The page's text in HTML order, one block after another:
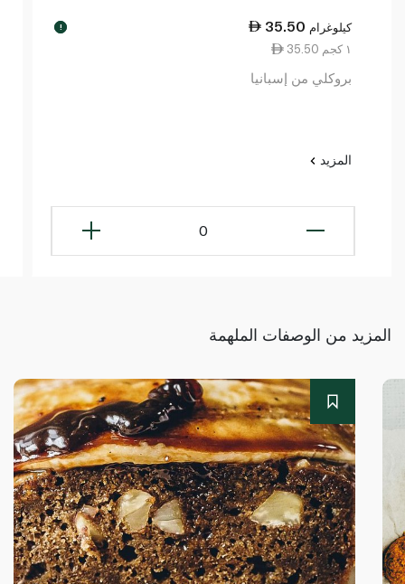
35.50 كيلوغرام !
35.50 ١ كجم
بروكلي من إسبانيا
المزيد
0
المزيد من الوصفات الملهمة